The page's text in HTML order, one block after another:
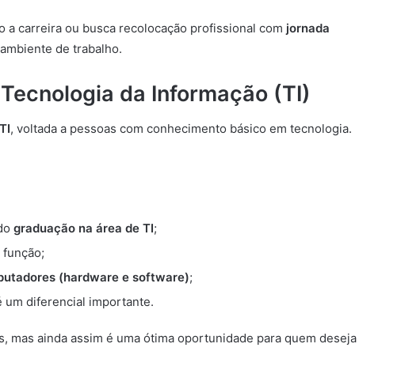
a carreira ou busca recolocação profissional com jornada
de trabalho.
da Informação (TI)
, voltada a pessoas com conhecimento básico em tecnologia.
graduação na área de TI;
função;
(hardware e software);
um diferencial importante.
mas ainda assim é uma ótima oportunidade para quem deseja